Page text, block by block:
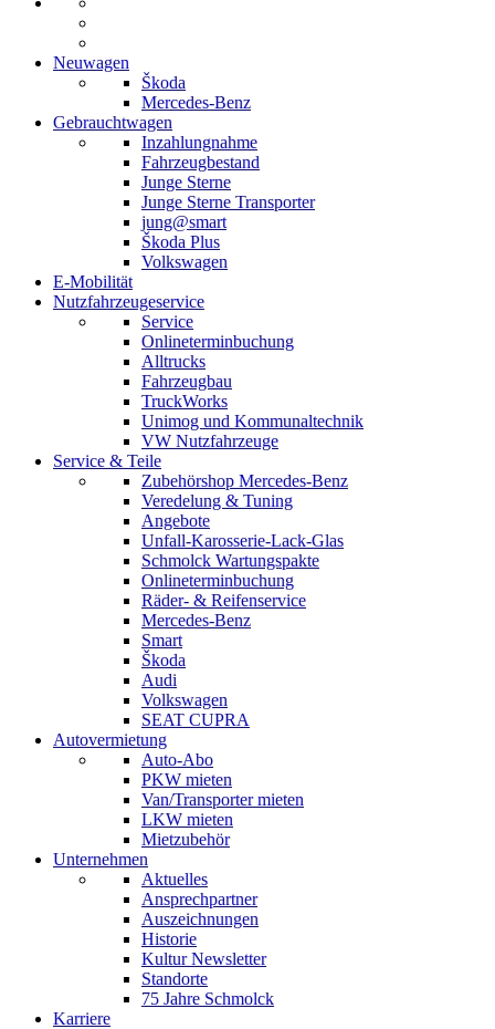
Neuwagen
Škoda
Mercedes-Benz
Gebrauchtwagen
Inzahlungnahme
Fahrzeugbestand
Junge Sterne
Junge Sterne Transporter
jung@smart
Škoda Plus
Volkswagen
E-Mobilität
Nutzfahrzeugeservice
Service
Onlineterminbuchung
Alltrucks
Fahrzeugbau
TruckWorks
Unimog und Kommunaltechnik
VW Nutzfahrzeuge
Service & Teile
Zubehörshop Mercedes-Benz
Veredelung & Tuning
Angebote
Unfall-Karosserie-Lack-Glas
Schmolck Wartungspakte
Onlineterminbuchung
Räder- & Reifenservice
Mercedes-Benz
Smart
Škoda
Audi
Volkswagen
SEAT CUPRA
Autovermietung
Auto-Abo
PKW mieten
Van/Transporter mieten
LKW mieten
Mietzubehör
Unternehmen
Aktuelles
Ansprechpartner
Auszeichnungen
Historie
Kultur Newsletter
Standorte
75 Jahre Schmolck
Karriere